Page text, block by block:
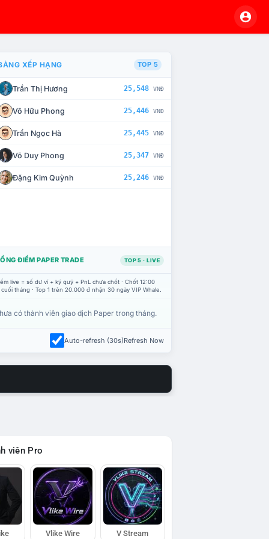
CHẾ TÀI XỬ LÝ VI PHẠM
XẾP HẠNG TOP 5
Trần Thị Hương 25,548 VNĐ
Võ Hữu Phong 25,446 VNĐ
Trần Ngọc Hà 25,445 VNĐ
Võ Duy Phong 25,347 VNĐ
Đặng Kim Quỳnh 25,246 VNĐ
ĐIỂM PAPER TRADE TOP 5 · LIVE
live = số dư ví + ký quỹ + PnL chưa chốt · Chốt 12:00
tháng · Top 1 trên 20.000 đ nhận 30 ngày VIP Whale.
có thành viên giao dịch Paper trong tháng.
Auto-refresh (30s)Refresh Now
viên Pro
Vlike Wire V Stream